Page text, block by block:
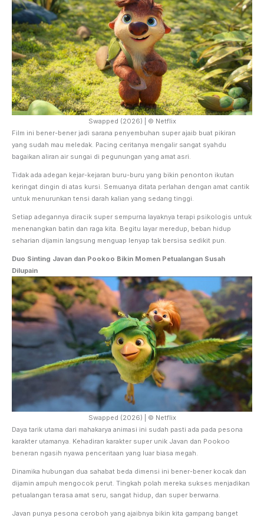
Swapped (2026) | © Netflix
Film ini bener-bener jadi sarana penyembuhan super ajaib buat pikiran
yang sudah mau meledak. Pacing ceritanya mengalir sangat syahdu
bagaikan aliran air sungai di pegunungan yang amat asri.
Tidak ada adegan kejar-kejaran buru-buru yang bikin penonton ikutan
keringat dingin di atas kursi. Semuanya ditata perlahan dengan amat cantik
untuk menurunkan tensi darah kalian yang sedang tinggi.
Setiap adegannya diracik super sempurna layaknya terapi psikologis untuk
menenangkan batin dan raga kita. Begitu layar meredup, beban hidup
seharian dijamin langsung menguap lenyap tak bersisa sedikit pun.
Duo Sinting Javan dan Pookoo Bikin Momen Petualangan Susah
Dilupain
Swapped (2026) | © Netflix
Daya tarik utama dari mahakarya animasi ini sudah pasti ada pada pesona
karakter utamanya. Kehadiran karakter super unik Javan dan Pookoo
beneran ngasih nyawa penceritaan yang luar biasa megah.
Dinamika hubungan dua sahabat beda dimensi ini bener-bener kocak dan
dijamin ampuh mengocok perut. Tingkah polah mereka sukses menjadikan
petualangan terasa amat seru, sangat hidup, dan super berwarna.
Javan punya pesona ceroboh yang ajaibnya bikin kita gampang banget